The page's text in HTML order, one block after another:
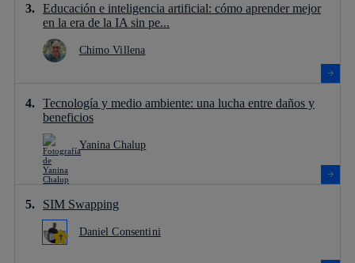
Educación e inteligencia artificial: cómo aprender mejor
en la era de la IA sin pe...
Chimo Villena
Tecnología y medio ambiente: una lucha entre daños y
beneficios
Yanina Chalup
SIM Swapping
Daniel Consentini